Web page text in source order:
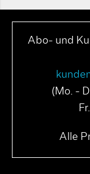
Abo- und
(Mo. -
Alle